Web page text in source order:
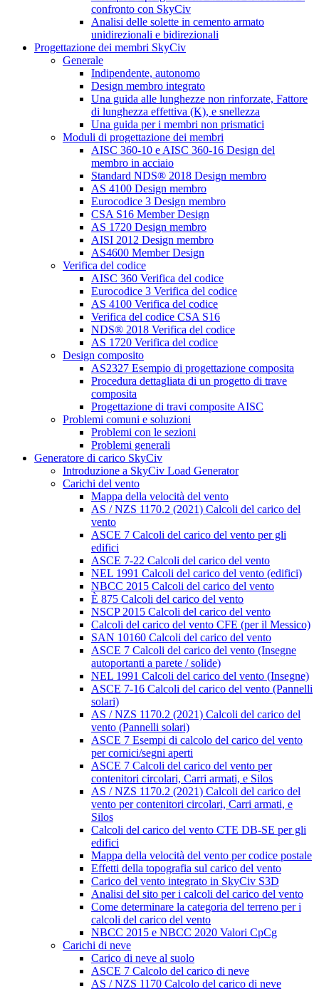
confronto con SkyCiv
Analisi delle solette in cemento armato
unidirezionali e bidirezionali
Progettazione dei membri SkyCiv
Generale
Indipendente, autonomo
Design membro integrato
Una guida alle lunghezze non rinforzate, Fattore
di lunghezza effettiva (K), e snellezza
Una guida per i membri non prismatici
Moduli di progettazione dei membri
AISC 360-10 e AISC 360-16 Design del
membro in acciaio
Standard NDS® 2018 Design membro
AS 4100 Design membro
Eurocodice 3 Design membro
CSA S16 Member Design
AS 1720 Design membro
AISI 2012 Design membro
AS4600 Member Design
Verifica del codice
AISC 360 Verifica del codice
Eurocodice 3 Verifica del codice
AS 4100 Verifica del codice
Verifica del codice CSA S16
NDS® 2018 Verifica del codice
AS 1720 Verifica del codice
Design composito
AS2327 Esempio di progettazione composita
Procedura dettagliata di un progetto di trave
composita
Progettazione di travi composite AISC
Problemi comuni e soluzioni
Problemi con le sezioni
Problemi generali
Generatore di carico SkyCiv
Introduzione a SkyCiv Load Generator
Carichi del vento
Mappa della velocità del vento
AS / NZS 1170.2 (2021) Calcoli del carico del
vento
ASCE 7 Calcoli del carico del vento per gli
edifici
ASCE 7-22 Calcoli del carico del vento
NEL 1991 Calcoli del carico del vento (edifici)
NBCC 2015 Calcoli del carico del vento
È 875 Calcoli del carico del vento
NSCP 2015 Calcoli del carico del vento
Calcoli del carico del vento CFE (per il Messico)
SAN 10160 Calcoli del carico del vento
ASCE 7 Calcoli del carico del vento (Insegne
autoportanti a parete / solide)
NEL 1991 Calcoli del carico del vento (Insegne)
ASCE 7-16 Calcoli del carico del vento (Pannelli
solari)
AS / NZS 1170.2 (2021) Calcoli del carico del
vento (Pannelli solari)
ASCE 7 Esempi di calcolo del carico del vento
per cornici/segni aperti
ASCE 7 Calcoli del carico del vento per
contenitori circolari, Carri armati, e Silos
AS / NZS 1170.2 (2021) Calcoli del carico del
vento per contenitori circolari, Carri armati, e
Silos
Calcoli del carico del vento CTE DB-SE per gli
edifici
Mappa della velocità del vento per codice postale
Effetti della topografia sul carico del vento
Carico del vento integrato in SkyCiv S3D
Analisi del sito per i calcoli del carico del vento
Come determinare la categoria del terreno per i
calcoli del carico del vento
NBCC 2015 e NBCC 2020 Valori CpCg
Carichi di neve
Carico di neve al suolo
ASCE 7 Calcolo del carico di neve
AS / NZS 1170 Calcolo del carico di neve